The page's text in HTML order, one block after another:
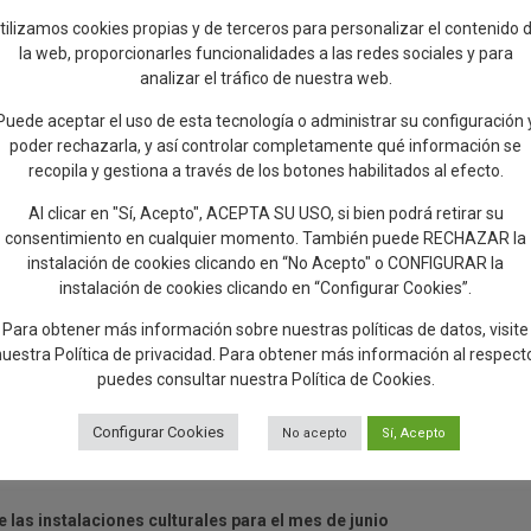
la aceptación y participación de talaveranos y talaveranas”
la temporada que está finalizando, destacando que “para la
cultural es la aceptación y participación de talaveranos y
“se encuentra por encima de la media nacional”. Iguamente, ha
el Museo Etnográfico se llena y contamos con un lujo de bibliotecas
se aficionan al teatro’
Carlos Gil ha hecho una mención especial a ‘Los viernes se
han asistido 28 pueblos de la comarca y en torno a 5.700
hacia las propuestas culturales tanto de la comarca como de la
a los grupos de teatro que hay no solo en Talavera, también en
las instalaciones culturales para el mes de junio
cookies propias y de terceros para personalizar el contenido
la web, proporcionarles funcionalidades a las redes sociales y para
analizar el tráfico de nuestra web.
aceptar el uso de esta tecnología o administrar su configuración
poder rechazarla, y así controlar completamente qué información se
recopila y gestiona a través de los botones habilitados al efecto.
Al clicar en "Sí, Acepto", ACEPTA SU USO, si bien podrá retirar su
consentimiento en cualquier momento. También puede RECHAZAR la
instalación de cookies clicando en “No Acepto" o CONFIGURAR la
instalación de cookies clicando en “Configurar Cookies”.
Para obtener más información sobre nuestras políticas de datos, visite
Política de privacidad. Para obtener más información al
puedes consultar nuestra Política de Cookies.
Configurar Cookies No acepto Sí, Acepto